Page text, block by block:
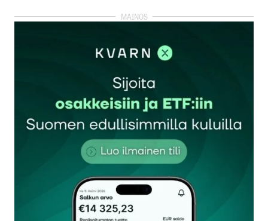
kirjautua
rekisteröityä
Sähköpostiosoitettasi ei julkaista.Pakolliset
kentät on merkitty*
Kommentti*